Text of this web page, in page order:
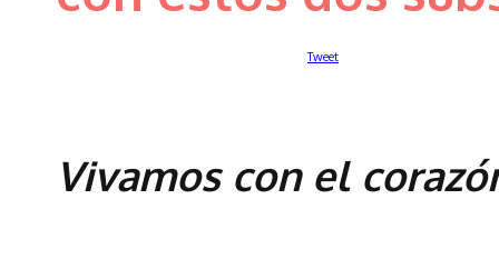
Tweet
Vivamos con el